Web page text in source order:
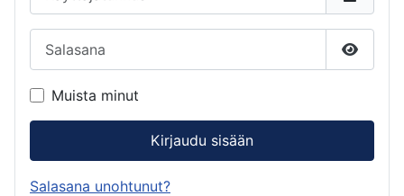
Näytä
Muista minut
Kirjaudu sisään
Salasana unohtunut?